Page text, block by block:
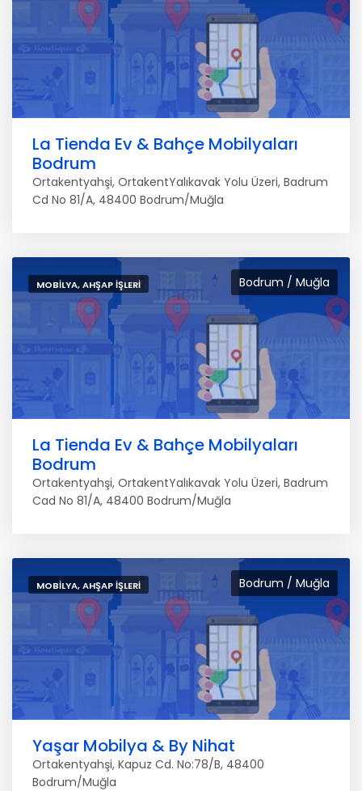
La Tienda Ev & Bahçe Mobilyaları
Bodrum
Ortakentyahşi, OrtakentYalıkavak Yolu Üzeri, Badrum
Cd No 81/A, 48400 Bodrum/Muğla
Bodrum / Muğla
MOBILYA, AHŞAP İŞLERI
La Tienda Ev & Bahçe Mobilyaları
Bodrum
Ortakentyahşi, OrtakentYalıkavak Yolu Üzeri, Badrum
Cad No 81/A, 48400 Bodrum/Muğla
Bodrum / Muğla
MOBILYA, AHŞAP İŞLERI
Yaşar Mobilya & By Nihat
Ortakentyahşi, Kapuz Cd. No:78/B, 48400
Bodrum/Muğla